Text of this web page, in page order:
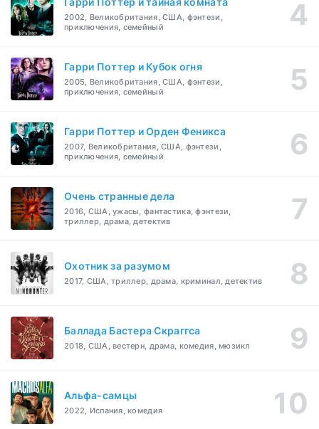
2002, Великобритания, США, фэнтези,
приключения, семейный
Гарри Поттер и Кубок огня
2005, Великобритания, США, фэнтези,
приключения, семейный
Гарри Поттер и Орден Феникса
2007, Великобритания, США, фэнтези,
приключения, семейный
Очень странные дела
2016, США, ужасы, фантастика, фэнтези,
триллер, драма, детектив
Охотник за разумом
2017, США, триллер, драма, криминал, детектив
Баллада Бастера Скраггса
2018, США, вестерн, драма, комедия, мюзикл
Альфа-самцы
2022, Испания, комедия